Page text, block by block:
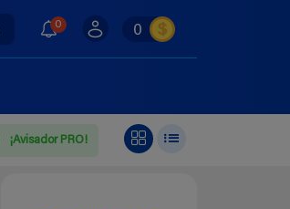
0 0
¡Avisador PRO!